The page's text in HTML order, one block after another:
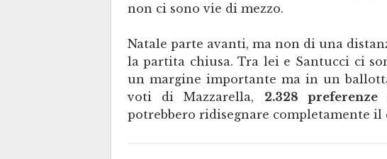
non ci sono vie di mezzo.
Natale parte avanti, ma non di una
la partita chiusa. Tra lei e Santucci ci
un margine importante ma in un
voti di Mazzarella, 2.328 preferenze
potrebbero ridisegnare completamente il